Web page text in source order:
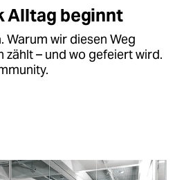
Alltag beginnt
Warum wir diesen Weg
zählt – und wo gefeiert wird.